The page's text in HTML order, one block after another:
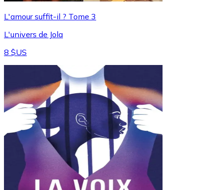
L'amour suffit-il ? Tome 3
L'univers de Jola
8 $US